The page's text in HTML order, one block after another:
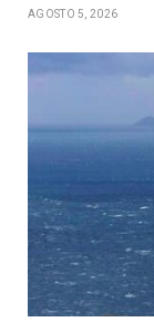
AGOSTO 5, 2026